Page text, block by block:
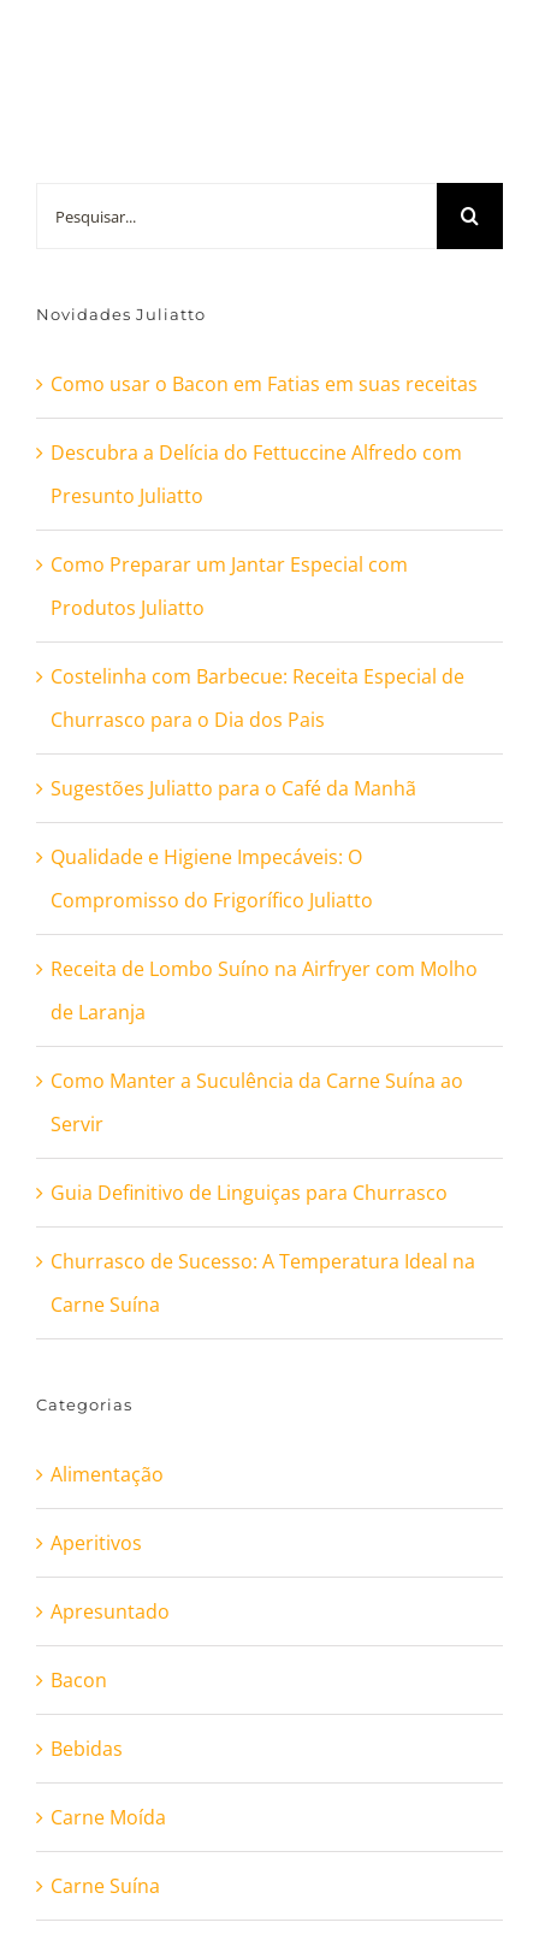
Novidades Juliatto
Como usar o Bacon em Fatias em suas receitas
Descubra a Delícia do Fettuccine Alfredo com
Presunto Juliatto
Como Preparar um Jantar Especial com
Produtos Juliatto
Costelinha com Barbecue: Receita Especial de
Churrasco para o Dia dos Pais
Sugestões Juliatto para o Café da Manhã
Qualidade e Higiene Impecáveis: O
Compromisso do Frigorífico Juliatto
Receita de Lombo Suíno na Airfryer com Molho
de Laranja
Como Manter a Suculência da Carne Suína ao
Servir
Guia Definitivo de Linguiças para Churrasco
Churrasco de Sucesso: A Temperatura Ideal na
Carne Suína
Categorias
Alimentação
Aperitivos
Apresuntado
Bacon
Bebidas
Carne Moída
Carne Suína